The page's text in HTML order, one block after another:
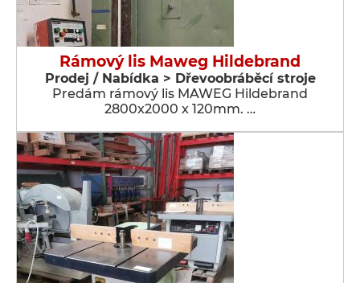
Rámový lis Maweg Hildebrand
Prodej / Nabídka > Dřevoobráběcí stroje
Predám rámový lis MAWEG Hildebrand
2800x2000 x 120mm. …